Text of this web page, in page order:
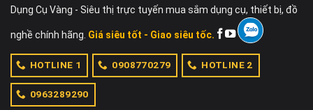
Dụng Cụ Vàng - Siêu thị trực tuyến mua sắm dụng cụ, thiết bị, đồ
nghề chính hãng. Giá siêu tốt - Giao siêu tốc.
HOTLINE 1 0908770279 HOTLINE 2
0963289290